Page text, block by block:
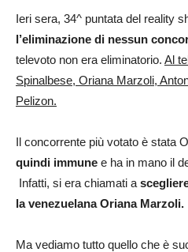
Ieri sera, 34^ puntata del reality
l’eliminazione di nessun
televoto non era eliminatorio. Al
Spinalbese, Oriana Marzoli,
Pelizon.
Il concorrente più votato è stata
quindi immune e ha in mano il
Infatti, si era chiamati a
la venezuelana Oriana Marzoli.
Ma vediamo tutto quello che è